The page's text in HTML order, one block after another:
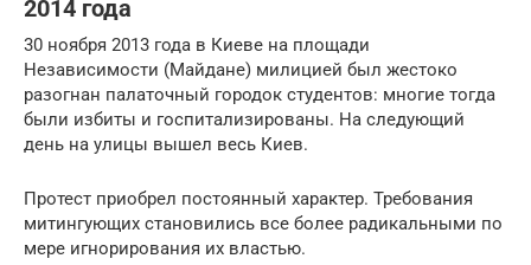
2014 года
30 ноября 2013 года в Киеве на площади
Независимости (Майдане) милицией был жестоко
разогнан палаточный городок студентов: многие тогда
были избиты и госпитализированы. На следующий
день на улицы вышел весь Киев.
Протест приобрел постоянный характер. Требования
митингующих становились все более радикальными по
мере игнорирования их властью.